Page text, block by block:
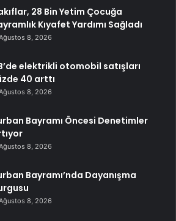
28 Bin Yetim Çocuğa
Kıyafet Yardımı Sağladı
8, 2026
elektrikli otomobil satışları
40 arttı
8, 2026
Bayramı Öncesi Denetimler
8, 2026
Bayramı’nda Dayanışma
8, 2026